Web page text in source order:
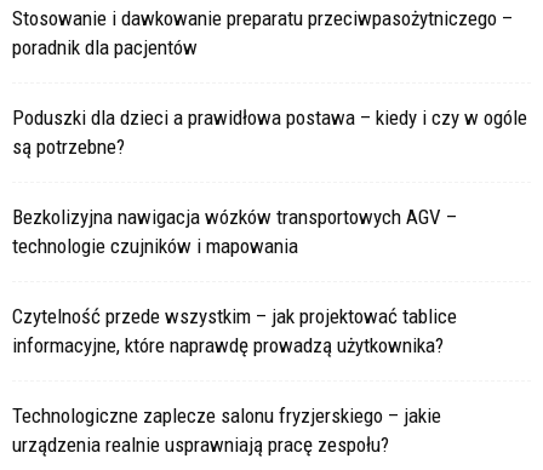
Stosowanie i dawkowanie preparatu przeciwpasożytniczego –
poradnik dla pacjentów
Poduszki dla dzieci a prawidłowa postawa – kiedy i czy w ogóle
są potrzebne?
Bezkolizyjna nawigacja wózków transportowych AGV –
technologie czujników i mapowania
Czytelność przede wszystkim – jak projektować tablice
informacyjne, które naprawdę prowadzą użytkownika?
Technologiczne zaplecze salonu fryzjerskiego – jakie
urządzenia realnie usprawniają pracę zespołu?